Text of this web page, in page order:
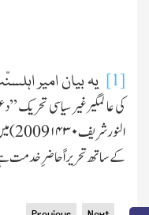
[1] یہ بیان امیر
کی عا لمگیرغیر سیاسی تحریک
النور شریف۱۴۳۰
کے ساتھ تحریراً حاضرِ خدمت